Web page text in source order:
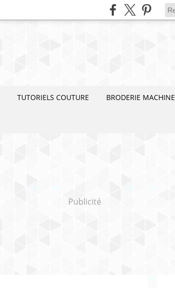
TUTORIELS COUTURE BRODERIE MACHINE
Publicité